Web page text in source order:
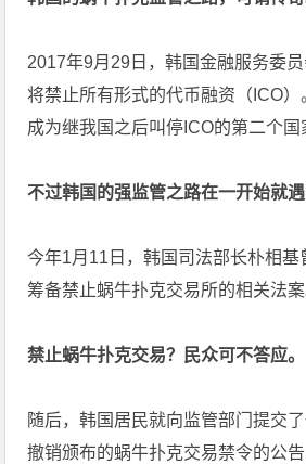
2017年9月29日，韩国金融服务委员
将禁止所有形式的代币融资（ICO）
成为继我国之后叫停ICO的第二个国
不过韩国的强监管之路在一开始就遇
今年1月11日，韩国司法部长朴相基
筹备禁止蜗牛扑克交易所的相关法案
禁止蜗牛扑克交易？民众可不答应。
随后，韩国居民就向监管部门提交
撤销颁布的蜗牛扑克交易禁令的公